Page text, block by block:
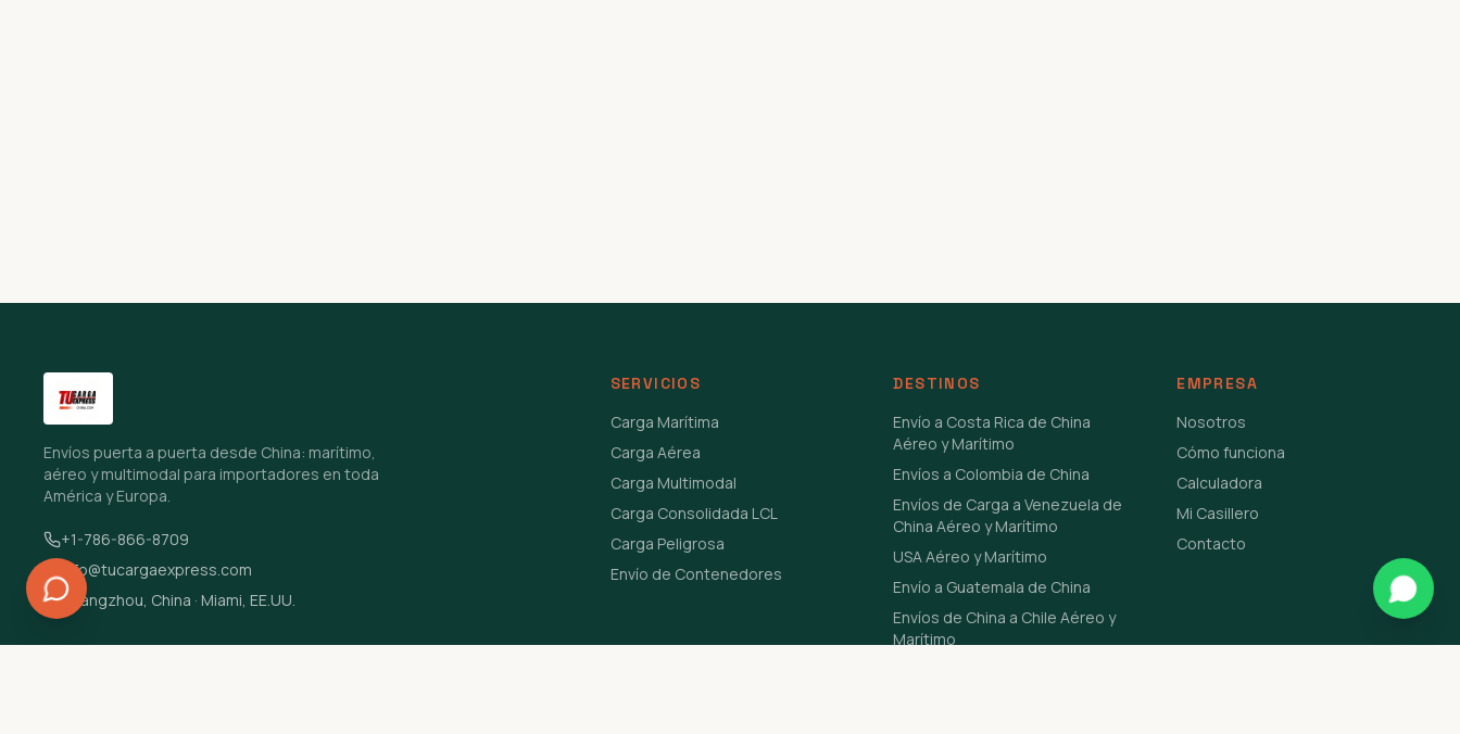
Envíos puerta a puerta desde China: marítimo,
aéreo y multimodal para importadores en toda
América y Europa.
+1-786-866-8709
info@tucargaexpress.com
Guangzhou, China · Miami, EE.UU.
SERVICIOS
Carga Marítima
Carga Aérea
Carga Multimodal
Carga Consolidada LCL
Carga Peligrosa
Envío de Contenedores
DESTINOS
Envío a Costa Rica de China
Aéreo y Marítimo
Envíos a Colombia de China
Envíos de Carga a Venezuela de
China Aéreo y Marítimo
USA Aéreo y Marítimo
Envío a Guatemala de China
Envíos de China a Chile Aéreo y
Marítimo
EMPRESA
Nosotros
Cómo funciona
Calculadora
Mi Casillero
Contacto